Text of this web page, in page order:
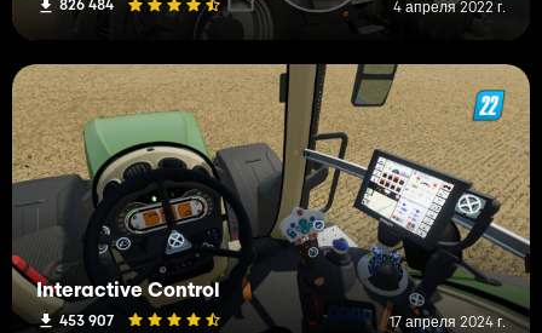
826 484 4 апреля 2022 г.
Interactive Control
453 907 17 апреля 2024 г.